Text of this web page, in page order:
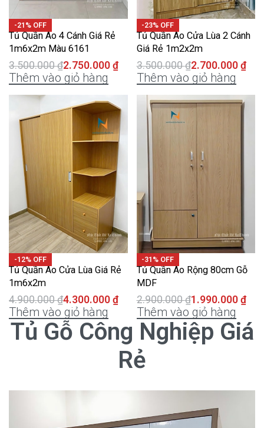
-21% OFF
Tủ Quần Áo 4 Cánh Giá Rẻ
1m6x2m Màu 6161
3.500.000₫2.750.000 ₫
Thêm vào giỏ hàng
-23% OFF
Tủ Quần Áo Cửa Lùa 2 Cánh
Giá Rẻ 1m2x2m
3.500.000₫2.700.000 ₫
Thêm vào giỏ hàng
-12% OFF
Tủ Quần Áo Cửa Lùa Giá Rẻ
1m6x2m
4.900.000₫4.300.000 ₫
Thêm vào giỏ hàng
-31% OFF
Tủ Quần Áo Rộng 80cm Gỗ
MDF
2.900.000₫1.990.000 ₫
Thêm vào giỏ hàng
Tủ Gỗ Công Nghiệp Giá
Rẻ